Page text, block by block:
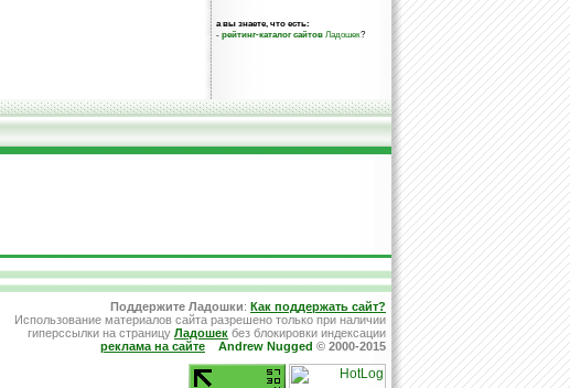
а вы знаете, что есть:
- рейтинг-каталог сайтов Ладошек?
Поддержите Ладошки: Как поддержать сайт?
Использование материалов сайта разрешено только при наличии
гиперссылки на страницу Ладошек без блокировки индексации
реклама на сайте
Andrew Nugged © 2000-2015